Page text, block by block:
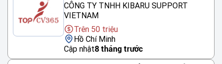
CÔNG TY TNHH KIBARU SUPPORT
VIETNAM
Trên 50 triệu
Hồ Chí Minh
Cập nhật8 tháng trước